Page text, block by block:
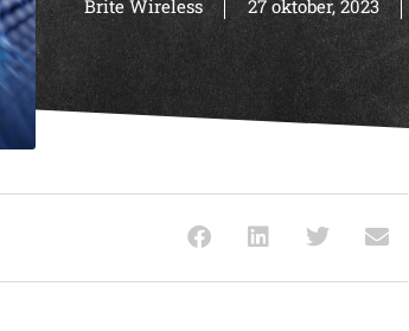
Brite Wireless 27 oktober, 2023